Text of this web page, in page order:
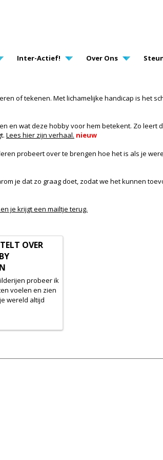
Inter-Actief! Over Ons
of tekenen. Met lichamelijke handicap is het
en wat deze hobby voor hem betekent. Zo leert
Lees hier zijn verhaal. nieuw
probeert over te brengen hoe het is als je
je dat zo graag doet, zodat we het kunnen
je krijgt een mailtje terug.
OVER
probeer ik
voelen en zien
wereld altijd